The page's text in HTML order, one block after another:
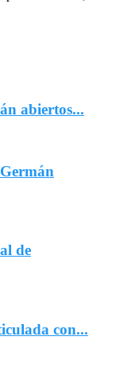
abiertos...
de
con...